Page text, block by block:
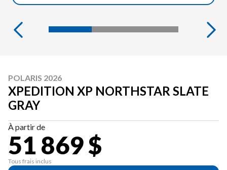
POLARIS 2026
XPEDITION XP NORTHSTAR SLATE
GRAY
À partir de
51 869 $
Tous frais inclus